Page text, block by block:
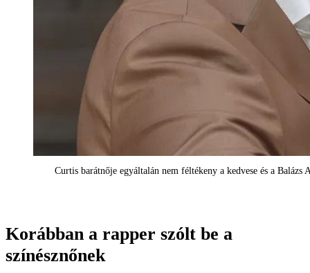
Curtis barátnője egyáltalán nem féltékeny a kedvese és a
Korábban a rapper szólt be a
színésznőnek